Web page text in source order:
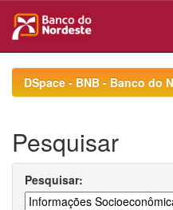
navigationDSpace - BNB - Banco do
Pesquisar
Pesquisar: